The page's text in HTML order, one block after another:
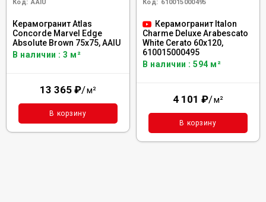
Код: AAIU
Керамогранит Atlas
Concorde Marvel Edge
Absolute Brown 75x75, AAIU
В наличии : 3 м²
13 365 ₽/м²
В корзину
Код: 610015000495
Керамогранит Italon
Charme Deluxe Arabescato
White Cerato 60x120,
610015000495
В наличии : 594 м²
4 101 ₽/м²
В корзину